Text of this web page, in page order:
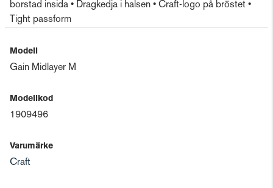
borstad insida • Dragkedja i halsen • Craft-logo på bröstet •
Tight passform
Modell
Gain Midlayer M
Modellkod
1909496
Varumärke
Craft